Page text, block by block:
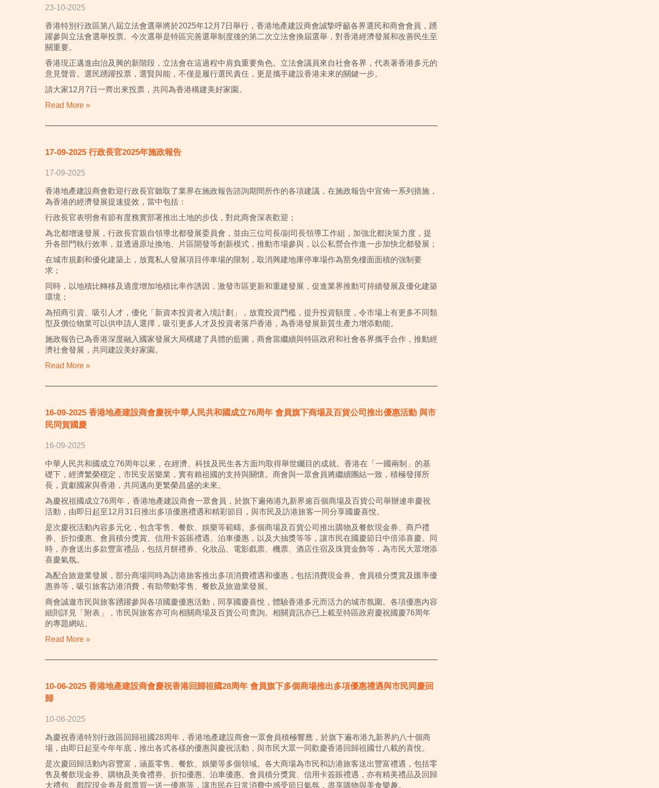
23-10-2025
香港特別行政區第八屆立法會選舉將於2025年12月7日舉行，香港地產建設商會誠摯呼籲各界選民和商會會員，踴
躍參與立法會選舉投票。今次選舉是特區完善選舉制度後的第二次立法會換屆選舉，對香港經濟發展和改善民生至
關重要。
香港現正邁進由治及興的新階段，立法會在這過程中肩負重要角色。立法會議員來自社會各界，代表著香港多元的
意見聲音。選民踴躍投票，選賢與能，不僅是履行選民責任，更是攜手建設香港未來的關鍵一步。
請大家12月7日一齊出來投票，共同為香港構建美好家園。
Read More »
17-09-2025 行政長官2025年施政報告
17-09-2025
香港地產建設商會歡迎行政長官聽取了業界在施政報告諮詢期間所作的各項建議，在施政報告中宣佈一系列措施，
為香港的經濟發展提速提效，當中包括：
行政長官表明會有節有度務實部署推出土地的步伐，對此商會深表歡迎；
為北都增速發展，行政長官親自領導北都發展委員會，並由三位司長/副司長領導工作組，加強北都決策力度，提
升各部門執行效率，並透過原址換地、片區開發等創新模式，推動市場參與，以公私營合作進一步加快北都發展；
在城市規劃和優化建築上，放寬私人發展項目停車場的限制，取消興建地庫停車場作為豁免樓面面積的強制要
求；
同時，以地積比轉移及適度增加地積比率作誘因，激發市區更新和重建發展，促進業界推動可持續發展及優化建築
環境；
為招商引資、吸引人才，優化「新資本投資者入境計劃」，放寬投資門檻，提升投資額度，令市場上有更多不同類
型及價位物業可以供申請人選擇，吸引更多人才及投資者落戶香港，為香港發展新質生產力增添動能。
施政報告已為香港深度融入國家發展大局構建了具體的藍圖，商會當繼續與特區政府和社會各界攜手合作，推動經
濟社會發展，共同建設美好家園。
Read More »
16-09-2025 香港地產建設商會慶祝中華人民共和國成立76周年 會員旗下商場及百貨公司推出優惠活動 與市
民同賀國慶
16-09-2025
中華人民共和國成立76周年以來，在經濟、科技及民生各方面均取得舉世矚目的成就。香港在「一國兩制」的基
礎下，經濟繁榮穩定，市民安居樂業，實有賴祖國的支持與關懷。商會與一眾會員將繼續團結一致，積極發揮所
長，貢獻國家與香港，共同邁向更繁榮昌盛的未來。
為慶祝祖國成立76周年，香港地產建設商會一眾會員，於旗下遍佈港九新界逾百個商場及百貨公司舉辦連串慶祝
活動，由即日起至12月31日推出多項優惠禮遇和精彩節目，與市民及訪港旅客一同分享國慶喜悅。
是次慶祝活動內容多元化，包含零售、餐飲、娛樂等範疇。多個商場及百貨公司推出購物及餐飲現金券、商戶禮
券、折扣優惠、會員積分獎賞、信用卡簽賬禮遇、泊車優惠，以及大抽獎等等，讓市民在國慶節日中倍添喜慶。同
時，亦會送出多款豐富禮品，包括月餅禮券、化妝品、電影戲票、機票、酒店住宿及珠寶金飾等，為市民大眾增添
喜慶氣氛。
為配合旅遊業發展，部分商場同時為訪港旅客推出多項消費禮遇和優惠，包括消費現金券、會員積分獎賞及匯率優
惠券等，吸引旅客訪港消費，有助帶動零售、餐飲及旅遊業發展。
商會誠邀市民與旅客踴躍參與各項國慶優惠活動，同享國慶喜悅，體驗香港多元而活力的城市氛圍。各項優惠內容
細則詳見「附表」，市民與旅客亦可向相關商場及百貨公司查詢。相關資訊亦已上載至特區政府慶祝國慶76周年
的專題網站。
Read More »
10-06-2025 香港地產建設商會慶祝香港回歸祖國28周年 會員旗下多個商場推出多項優惠禮遇與市民同慶回
歸
10-06-2025
為慶祝香港特別行政區回歸祖國28周年，香港地產建設商會一眾會員積極響應，於旗下遍布港九新界約八十個商
場，由即日起至今年年底，推出各式各樣的優惠與慶祝活動，與市民大眾一同歡慶香港回歸祖國廿八載的喜悅。
是次慶回歸活動內容豐富，涵蓋零售、餐飲、娛樂等多個領域。各大商場為市民和訪港旅客送出豐富禮遇，包括零
售及餐飲現金券、購物及美食禮券、折扣優惠、泊車優惠、會員積分獎賞、信用卡簽賬禮遇，亦有精美禮品及回歸
大禮包、戲院現金券及戲票買一送一優惠等，讓市民在日常消費中感受節日氣氛，盡享購物與美食樂趣。